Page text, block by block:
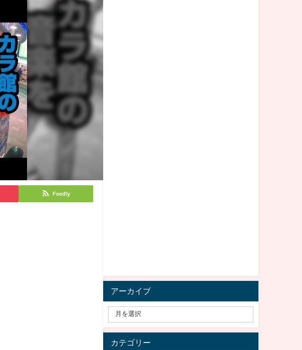
Feedly
アーカイブ
カテゴリー